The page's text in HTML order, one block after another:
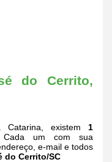
do Cerrito,
existem 1
um com sua
e-mail e todos
do Cerrito/SC